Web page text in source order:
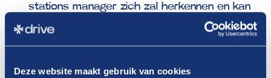
Deze website maakt gebruik van cookies
stations manager zich zal herkennen en kan
ontwikkelen van leidinggevende tot een leider;
Naast de manager heeft het hele bedrijf veel
meer gemotiveerde collega’s, een positieve